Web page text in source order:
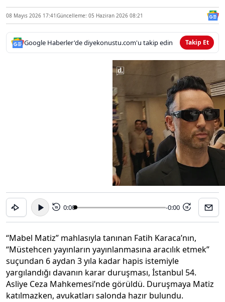
08 Mayıs 2026 17:41 Güncelleme: 05 Haziran 2026 08:21
Google Haberler'de diyekonustu.com'u takip edin Takip Et
15 0:00 -0:00 15
“Mabel Matiz” mahlasıyla tanınan Fatih Karaca’nın,
“Müstehcen yayınların yayınlanmasına aracılık etmek”
suçundan 6 aydan 3 yıla kadar hapis istemiyle
yargılandığı davanın karar duruşması, İstanbul 54.
Asliye Ceza Mahkemesi’nde görüldü. Duruşmaya Matiz
katılmazken, avukatları salonda hazır bulundu.